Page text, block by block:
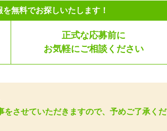
無料でお探しいたします！
正式な応募前に
お気軽にご相談ください
させていただきますので、予めご了承くだ